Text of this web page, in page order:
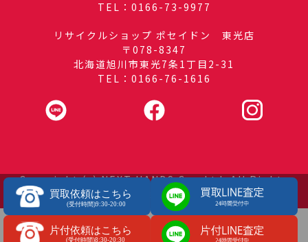
TEL：0166-73-9977
リサイクルショップ ポセイドン 東光店
〒078-8347
北海道旭川市東光7条1丁目2-31
TEL：0166-76-1616
Copyright (c) NEXT HANDS Co., Ltd. All Rights
Reserved.